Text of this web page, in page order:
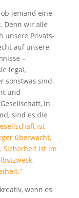
jemand eine
Denn wir alle
unsere Privats-
auf unsere
–
legal,
sonstwas sind.
und
in
sind es die
ist
überwacht,
Sicherheit ist im
wenn es